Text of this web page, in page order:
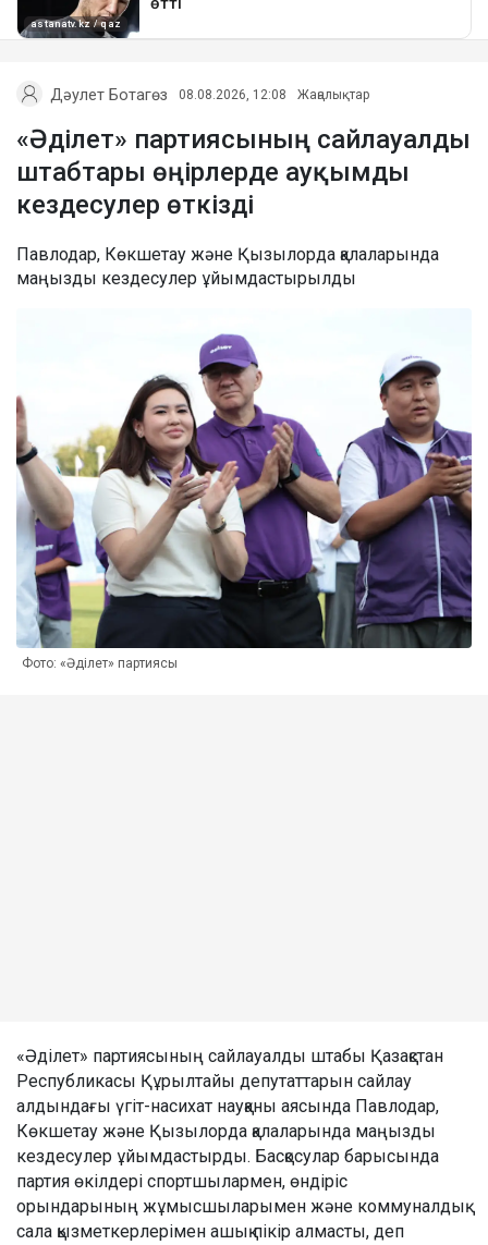
Дәулет Ботагөз 08.08.2026, 12:08 Жаңалықтар
«Әділет» партиясының сайлауалды
штабтары өңірлерде ауқымды
кездесулер өткізді
Павлодар, Көкшетау және Қызылорда қалаларында
маңызды кездесулер ұйымдастырылды
Фото: «Әділет» партиясы
«Әділет» партиясының сайлауалды штабы Қазақстан
Республикасы Құрылтайы депутаттарын сайлау
алдындағы үгіт-насихат науқаны аясында Павлодар,
Көкшетау және Қызылорда қалаларында маңызды
кездесулер ұйымдастырды. Басқосулар барысында
партия өкілдері спортшылармен, өндіріс
орындарының жұмысшыларымен және коммуналдық
сала қызметкерлерімен ашық пікір алмасты, деп